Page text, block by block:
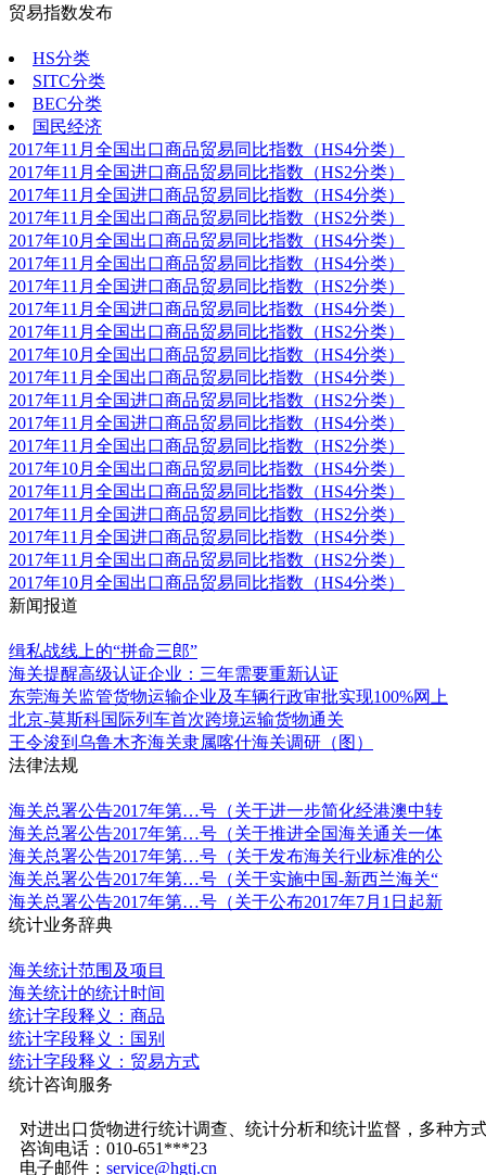
贸易指数发布
HS分类
SITC分类
BEC分类
国民经济
2017年11月全国出口商品贸易同比指数（HS4分类）
2017年11月全国进口商品贸易同比指数（HS2分类）
2017年11月全国进口商品贸易同比指数（HS4分类）
2017年11月全国出口商品贸易同比指数（HS2分类）
2017年10月全国出口商品贸易同比指数（HS4分类）
2017年11月全国出口商品贸易同比指数（HS4分类）
2017年11月全国进口商品贸易同比指数（HS2分类）
2017年11月全国进口商品贸易同比指数（HS4分类）
2017年11月全国出口商品贸易同比指数（HS2分类）
2017年10月全国出口商品贸易同比指数（HS4分类）
2017年11月全国出口商品贸易同比指数（HS4分类）
2017年11月全国进口商品贸易同比指数（HS2分类）
2017年11月全国进口商品贸易同比指数（HS4分类）
2017年11月全国出口商品贸易同比指数（HS2分类）
2017年10月全国出口商品贸易同比指数（HS4分类）
2017年11月全国出口商品贸易同比指数（HS4分类）
2017年11月全国进口商品贸易同比指数（HS2分类）
2017年11月全国进口商品贸易同比指数（HS4分类）
2017年11月全国出口商品贸易同比指数（HS2分类）
2017年10月全国出口商品贸易同比指数（HS4分类）
新闻报道
缉私战线上的“拼命三郎”
海关提醒高级认证企业：三年需要重新认证
东莞海关监管货物运输企业及车辆行政审批实现100%网上
北京-莫斯科国际列车首次跨境运输货物通关
王令浚到乌鲁木齐海关隶属喀什海关调研（图）
法律法规
海关总署公告2017年第…号（关于进一步简化经港澳中转
海关总署公告2017年第…号（关于推进全国海关通关一体
海关总署公告2017年第…号（关于发布海关行业标准的公
海关总署公告2017年第…号（关于实施中国-新西兰海关“
海关总署公告2017年第…号（关于公布2017年7月1日起新
统计业务辞典
海关统计范围及项目
海关统计的统计时间
统计字段释义：商品
统计字段释义：国别
统计字段释义：贸易方式
统计咨询服务
对进出口货物进行统计调查、统计分析和统计监督，多种方
咨询电话：010-651***23
电子邮件： service@hgtj.cn